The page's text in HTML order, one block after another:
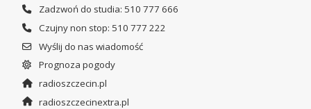
Zadzwoń do studia: 510 777 666
Czujny non stop: 510 777 222
Wyślij do nas wiadomość
Prognoza pogody
radioszczecin.pl
radioszczecinextra.pl